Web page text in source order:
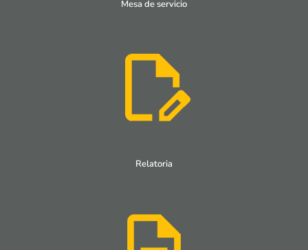
Mesa de servicio
Relatoria